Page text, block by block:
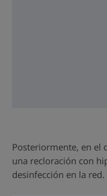
Posteriormente, en el
una recloración con
desinfección en la red.